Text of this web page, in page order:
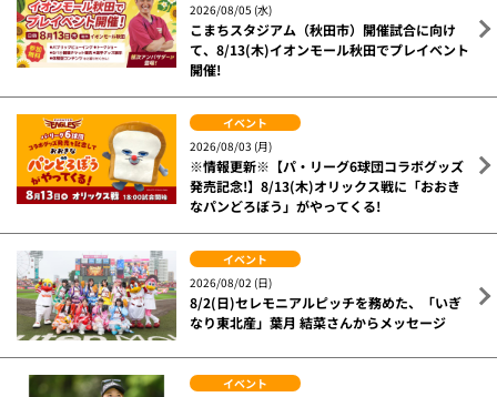
2026/08/05 (水)
こまちスタジアム（秋田市）開催試合に向け
て、8/13(木)イオンモール秋田でプレイベント
開催!
イベント
2026/08/03 (月)
※情報更新※【パ・リーグ6球団コラボグッズ
発売記念!】8/13(木)オリックス戦に「おおき
なパンどろぼう」がやってくる!
イベント
2026/08/02 (日)
8/2(日)セレモニアルピッチを務めた、「いぎ
なり東北産」葉月 結菜さんからメッセージ
イベント